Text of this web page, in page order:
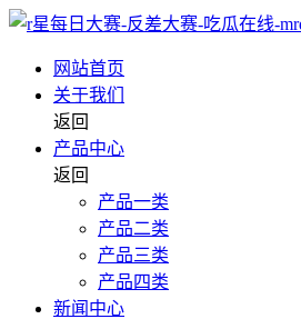
网站首页
关于我们
返回
产品中心
返回
产品一类
产品二类
产品三类
产品四类
新闻中心